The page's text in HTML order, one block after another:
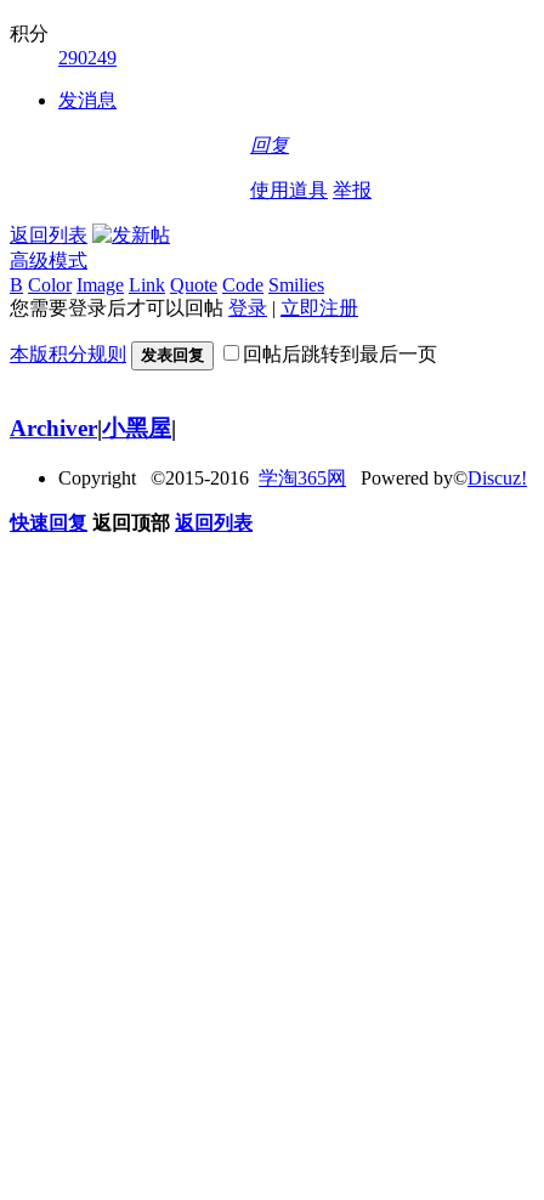
积分
290249
发消息
回复
使用道具 举报
返回列表
高级模式
B Color Image Link Quote Code Smilies
您需要登录后才可以回帖 登录 | 立即注册
本版积分规则 发表回复 回帖后跳转到最后一页
Archiver|小黑屋|
Copyright ©2015-2016 学淘365网 Powered by©Discuz!
快速回复 返回顶部 返回列表